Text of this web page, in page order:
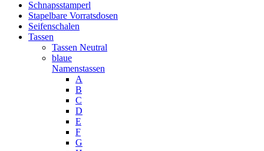
Schnapsstamperl
Stapelbare Vorratsdosen
Seifenschalen
Tassen
Tassen Neutral
blaue
Namenstassen
A
B
C
D
E
F
G